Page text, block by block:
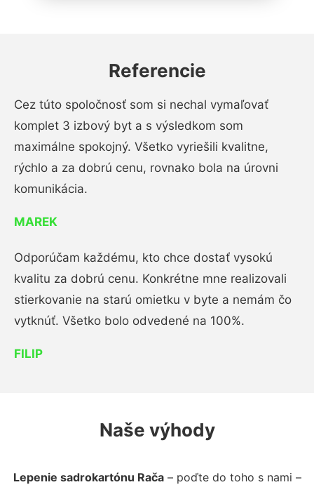
Referencie
Cez túto spoločnosť som si nechal vymaľovať
komplet 3 izbový byt a s výsledkom som
maximálne spokojný. Všetko vyriešili kvalitne,
rýchlo a za dobrú cenu, rovnako bola na úrovni
komunikácia.
MAREK
Odporúčam každému, kto chce dostať vysokú
kvalitu za dobrú cenu. Konkrétne mne realizovali
stierkovanie na starú omietku v byte a nemám čo
vytknúť. Všetko bolo odvedené na 100%.
FILIP
Naše výhody
Lepenie sadrokartónu Rača– poďte do toho s nami –